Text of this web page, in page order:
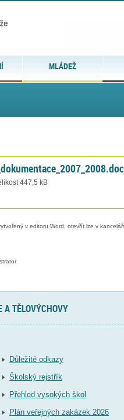
MLÁDEŽ
447,5 kB
v editoru Word, otevřít lze v
TĚLOVÝCHOVY
Důležité odkazy
Školský rejstřík
Přehled vysokých škol
Plán veřejných zakázek 2026